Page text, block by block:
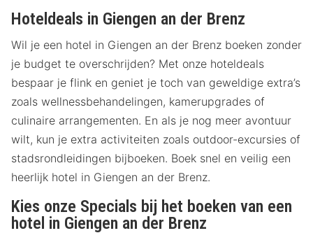
Hoteldeals in Giengen an der Brenz
Wil je een hotel in Giengen an der Brenz boeken zonder
je budget te overschrijden? Met onze hoteldeals
bespaar je flink en geniet je toch van geweldige extra’s
zoals wellnessbehandelingen, kamerupgrades of
culinaire arrangementen. En als je nog meer avontuur
wilt, kun je extra activiteiten zoals outdoor-excursies of
stadsrondleidingen bijboeken. Boek snel en veilig een
heerlijk hotel in Giengen an der Brenz.
Kies onze Specials bij het boeken van een
hotel in Giengen an der Brenz